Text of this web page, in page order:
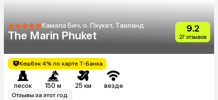
Камала Бич, о. Пхукет, Таиланд
The Marin Phuket
9.2
27 отзывов
Кешбэк 4% по карте Т-Банка
песок 150 м 25 км везде
Отзывы за этот год